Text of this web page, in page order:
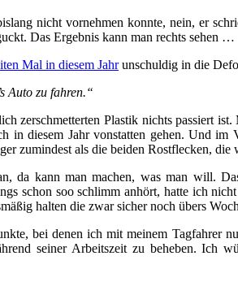
nicht vornehmen konnte, nein, er
Das Ergebnis kann man rechts sehen …
Mal in diesem Jahrunschuldig in die
Auto zu fahren.“
zerschmetterten Plastik nichts passiert
in diesem Jahr vonstatten gehen. Und
zumindest als die beiden Rostflecken,
da kann man machen, was man will.
schon soo schlimm anhört, hatte ich
halten die zwar sicher noch übers
bei denen ich mit meinem Tagfahrer
seiner Arbeitszeit zu beheben. Ich